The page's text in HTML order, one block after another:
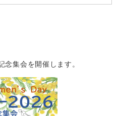
念集会を開催します。